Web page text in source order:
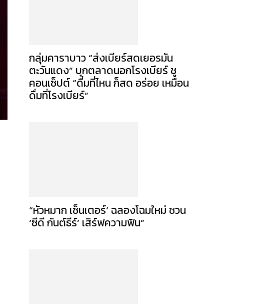
กลุ่มคาราบาว “ส่งเบียร์สดเยอรมัน
ตะวันแดง” บุกตลาดนอกโรงเบียร์ ชู
คอนเซ็ปต์ “ดื่มที่ไหน ก็สด อร่อย เหมือน
ดื่มที่โรงเบียร์”
“หัวหมาก เซ็นเตอร์’ ฉลองโฉมใหม่ ชวน
‘ซีดี กันต์ธีร์’ เสิร์ฟความฟิน”